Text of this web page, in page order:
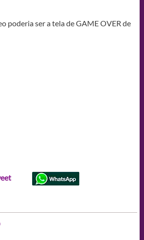
poderia ser a tela de GAME OVER de